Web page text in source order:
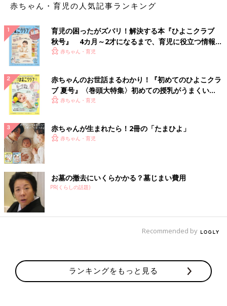
赤ちゃん・育児の人気記事ランキング
育児の困ったがズバリ！解決する本『ひよこクラブ
秋号』 4カ月～2才になるまで、育児に役立つ情報が
いっぱい！
赤ちゃん・育児
赤ちゃんのお世話まるわかり！『初めてのひよこクラ
ブ 夏号』〈巻頭大特集〉初めての授乳がうまくい
く！ おっぱい・ミルクの基本と夏のトラブル 解決テ
赤ちゃん・育児
赤ちゃんが生まれたら！2冊の「たまひよ」
赤ちゃん・育児
お墓の撤去にいくらかかる？墓じまい費用
PR(くらしの話題)
Recommended by
ランキングをもっと見る